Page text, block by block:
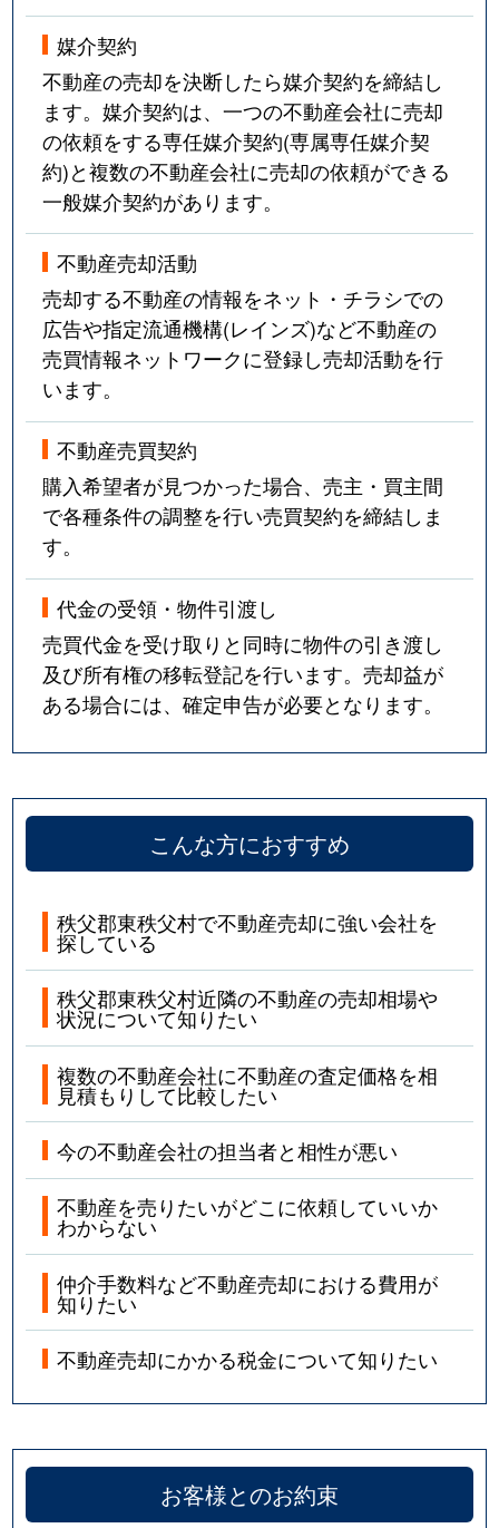
媒介契約
不動産の売却を決断したら媒介契約を締結し
ます。媒介契約は、一つの不動産会社に売却
の依頼をする専任媒介契約(専属専任媒介契
約)と複数の不動産会社に売却の依頼ができる
一般媒介契約があります。
不動産売却活動
売却する不動産の情報をネット・チラシでの
広告や指定流通機構(レインズ)など不動産の
売買情報ネットワークに登録し売却活動を行
います。
不動産売買契約
購入希望者が見つかった場合、売主・買主間
で各種条件の調整を行い売買契約を締結しま
す。
代金の受領・物件引渡し
売買代金を受け取りと同時に物件の引き渡し
及び所有権の移転登記を行います。売却益が
ある場合には、確定申告が必要となります。
こんな方におすすめ
秩父郡東秩父村で不動産売却に強い会社を
探している
秩父郡東秩父村近隣の不動産の売却相場や
状況について知りたい
複数の不動産会社に不動産の査定価格を相
見積もりして比較したい
今の不動産会社の担当者と相性が悪い
不動産を売りたいがどこに依頼していいか
わからない
仲介手数料など不動産売却における費用が
知りたい
不動産売却にかかる税金について知りたい
お客様とのお約束